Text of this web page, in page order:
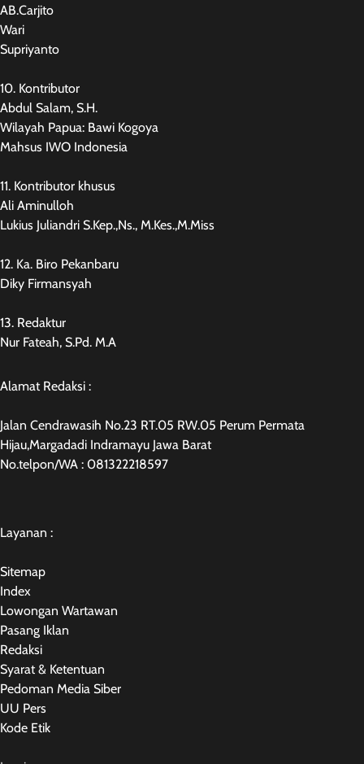
AB.Carjito
Wari
Supriyanto
10. Kontributor
Abdul Salam, S.H.
Wilayah Papua: Bawi Kogoya
Mahsus IWO Indonesia
11. Kontributor khusus
Ali Aminulloh
Lukius Juliandri S.Kep.,Ns., M.Kes.,M.Miss
12. Ka. Biro Pekanbaru
Diky Firmansyah
13. Redaktur
Nur Fateah, S.Pd. M.A
Alamat Redaksi :
Jalan Cendrawasih No.23 RT.05 RW.05 Perum Permata
Hijau,Margadadi Indramayu Jawa Barat
No.telpon/WA : 081322218597
Layanan :
Sitemap
Index
Lowongan Wartawan
Pasang Iklan
Redaksi
Syarat & Ketentuan
Pedoman Media Siber
UU Pers
Kode Etik